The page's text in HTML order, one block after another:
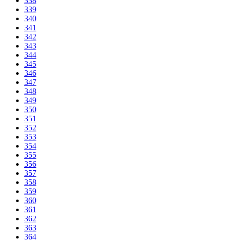
339
340
341
342
343
344
345
346
347
348
349
350
351
352
353
354
355
356
357
358
359
360
361
362
363
364